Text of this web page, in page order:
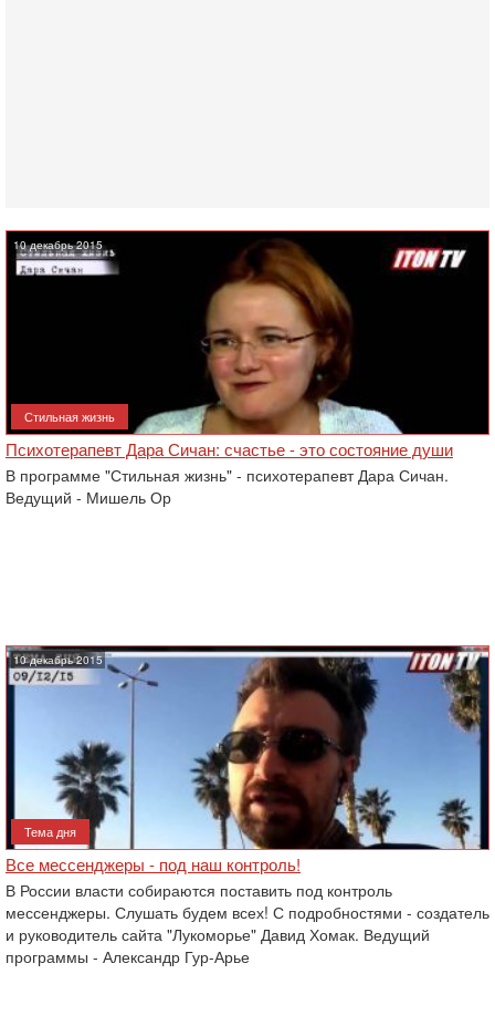
10 декабрь 2015
Стильная жизнь
Психотерапевт Дара Сичан: счастье - это состояние души
В программе "Стильная жизнь" - психотерапевт Дара Сичан.
Ведущий - Мишель Ор
10 декабрь 2015
Тема дня
Все мессенджеры - под наш контроль!
В России власти собираются поставить под контроль
мессенджеры. Слушать будем всех! С подробностями - создатель
и руководитель сайта "Лукоморье" Давид Хомак. Ведущий
программы - Александр Гур-Арье